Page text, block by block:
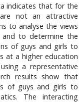
indicates that for the
not an attractive
to analyse the views
to determine the
of guys and girls to
at a higher education
a representative
results show that
of guys and girls to
The interacting